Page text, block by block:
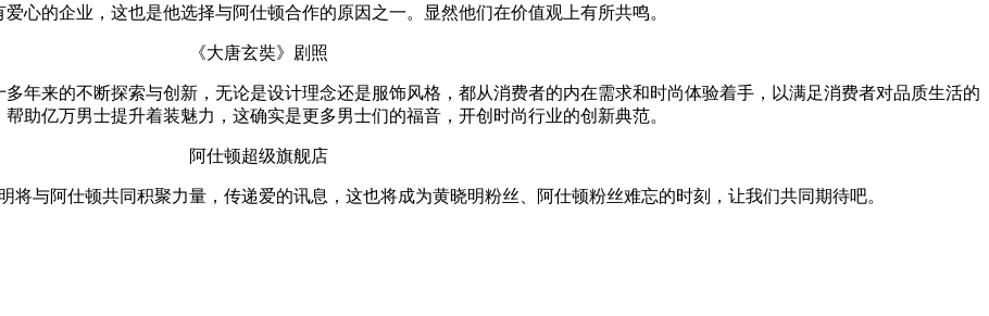
心的企业，这也是他选择与阿仕顿合作的原因之一。显然他们在价值观上有所共鸣。
《大唐玄奘》剧照
年来的不断探索与创新，无论是设计理念还是服饰风格，都从消费者的内在需求和时尚体验着手，以满足消费者对品质生活的
助亿万男士提升着装魅力，这确实是更多男士们的福音，开创时尚行业的创新典范。
阿仕顿超级旗舰店
与阿仕顿共同积聚力量，传递爱的讯息，这也将成为黄晓明粉丝、阿仕顿粉丝难忘的时刻，让我们共同期待吧。